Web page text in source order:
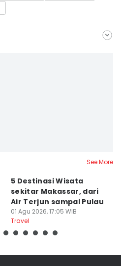
See More
5 Destinasi Wisata
sekitar Makassar, dari
Air Terjun sampai Pulau
01 Agu 2026, 17:05 WIB
Travel